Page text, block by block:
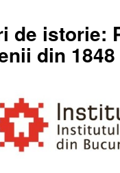
de istorie:
din